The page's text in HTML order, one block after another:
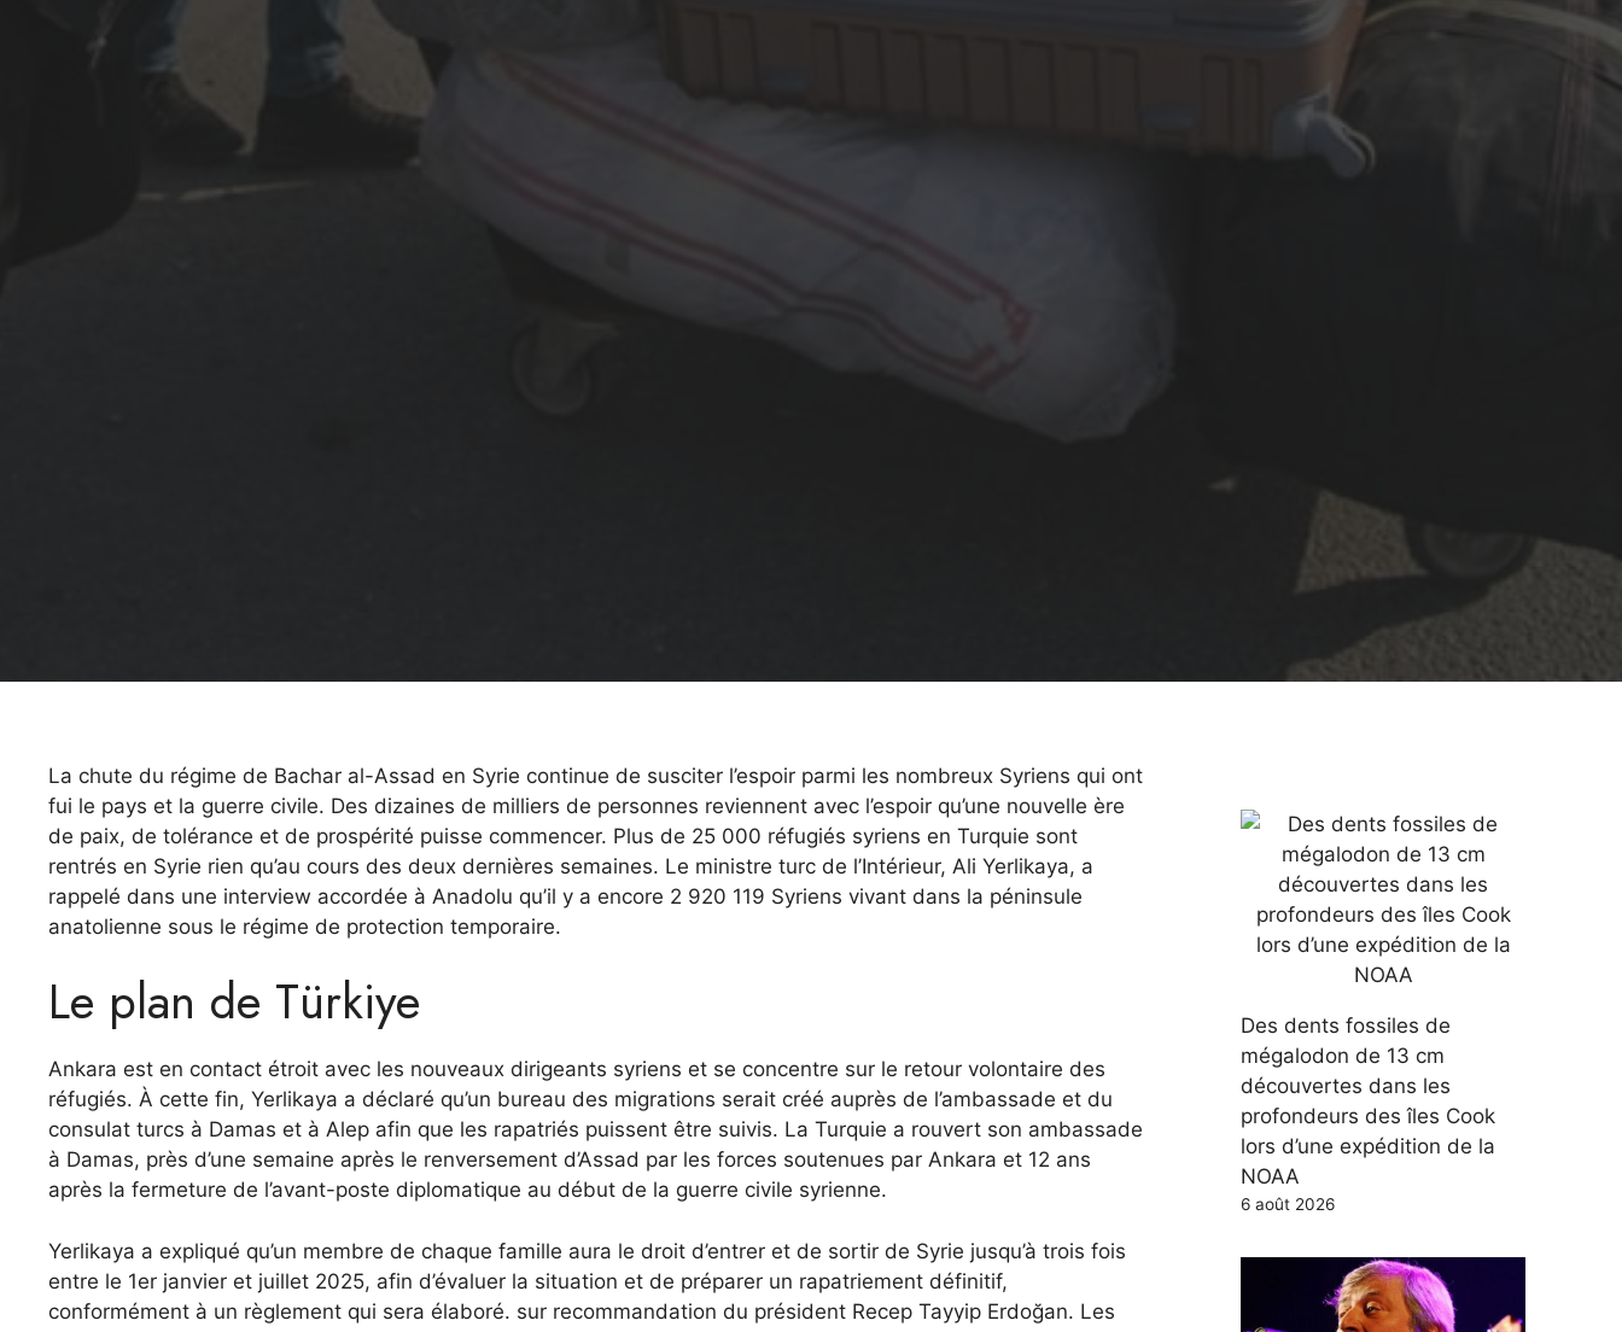
La chute du régime de Bachar al-Assad en Syrie continue de susciter l’espoir parmi les nombreux Syriens qui ont
fui le pays et la guerre civile. Des dizaines de milliers de personnes reviennent avec l’espoir qu’une nouvelle ère
de paix, de tolérance et de prospérité puisse commencer. Plus de 25 000 réfugiés syriens en Turquie sont
rentrés en Syrie rien qu’au cours des deux dernières semaines. Le ministre turc de l’Intérieur, Ali Yerlikaya, a
rappelé dans une interview accordée à Anadolu qu’il y a encore 2 920 119 Syriens vivant dans la péninsule
anatolienne sous le régime de protection temporaire.
Le plan de Türkiye
Ankara est en contact étroit avec les nouveaux dirigeants syriens et se concentre sur le retour volontaire des
réfugiés. À cette fin, Yerlikaya a déclaré qu’un bureau des migrations serait créé auprès de l’ambassade et du
consulat turcs à Damas et à Alep afin que les rapatriés puissent être suivis. La Turquie a rouvert son ambassade
à Damas, près d’une semaine après le renversement d’Assad par les forces soutenues par Ankara et 12 ans
après la fermeture de l’avant-poste diplomatique au début de la guerre civile syrienne.
Yerlikaya a expliqué qu’un membre de chaque famille aura le droit d’entrer et de sortir de Syrie jusqu’à trois fois
entre le 1er janvier et juillet 2025, afin d’évaluer la situation et de préparer un rapatriement définitif,
conformément à un règlement qui sera élaboré. sur recommandation du président Recep Tayyip Erdoğan. Les
Des dents fossiles de
mégalodon de 13 cm
découvertes dans les
profondeurs des îles Cook
lors d’une expédition de la
NOAA
6 août 2026